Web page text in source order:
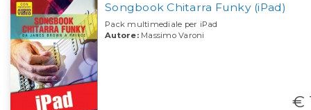
Songbook Chitarra Funky (iPad)
Pack multimediale per iPad
Autore:Massimo Varoni
€